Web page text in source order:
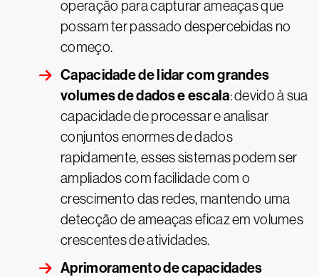
operação para capturar ameaças que
possam ter passado despercebidas no
começo.
Capacidade de lidar com grandes
volumes de dados e escala: devido à sua
capacidade de processar e analisar
conjuntos enormes de dados
rapidamente, esses sistemas podem ser
ampliados com facilidade com o
crescimento das redes, mantendo uma
detecção de ameaças eficaz em volumes
crescentes de atividades.
Aprimoramento de capacidades